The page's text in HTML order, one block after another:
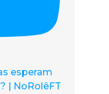
esperam
| NoRolêFT